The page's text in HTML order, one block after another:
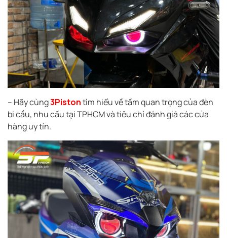
– Hãy cùng3Pistontìm hiểu về tầm quan trọng của đèn
bi cầu, nhu cầu tại TPHCM và tiêu chí đánh giá các cửa
hàng uy tín.